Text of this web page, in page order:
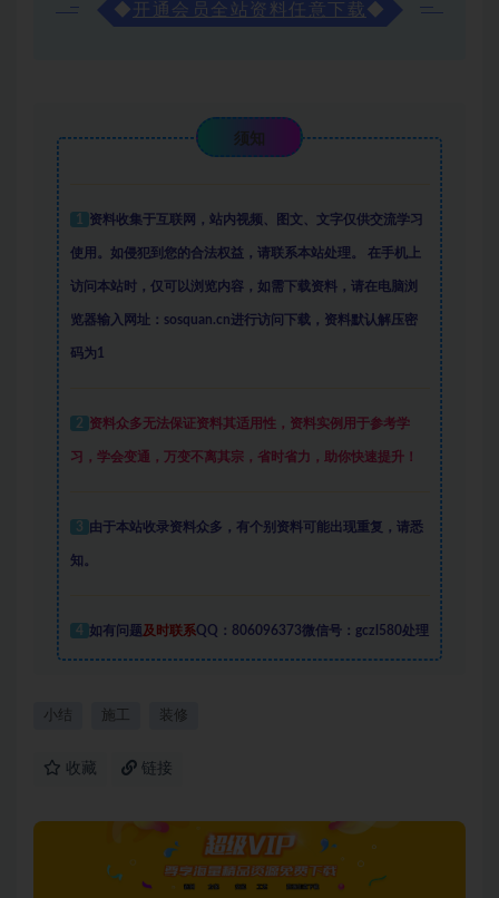
◆ 开通会员全站资料任意下载◆
须知
1 资料收集于互联网 ， 站内视频、图文、文字仅供交流学习
使用。如侵犯到您的合法权益，请联系本站处理。 在手机上
访问本站时，仅可以浏览内容，如需下载资料，请在电脑浏
览器输入网址：sosquan.cn进行访问下载， 资料默认解压密
码为1
2 资料众多无法保证资料其适用性，资料实例 用于参考学
习，学会变通，万变不离其宗，省时省力，助你快速提升！
3 由于本站收录资料众多，有个别资料可能出现重复，请悉
知。
4 如有问题 及时联系QQ：806096373微信号：gczl580处理
小结 施工 装修
收藏 链接